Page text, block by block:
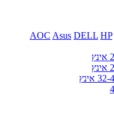
AOC Asus DELL HP